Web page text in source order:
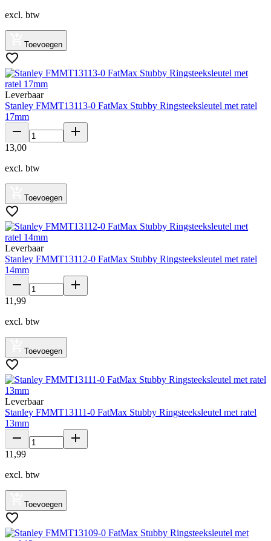
excl. btw
Toevoegen
Leverbaar
Stanley FMMT13113-0 FatMax Stubby Ringsteeksleutel met ratel
17mm
13,00
excl. btw
Toevoegen
Leverbaar
Stanley FMMT13112-0 FatMax Stubby Ringsteeksleutel met ratel
14mm
11 ,99
excl. btw
Toevoegen
Leverbaar
Stanley FMMT13111-0 FatMax Stubby Ringsteeksleutel met ratel
13mm
11 ,99
excl. btw
Toevoegen